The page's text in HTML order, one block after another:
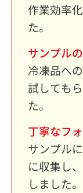
作業効率
た。
サンプル
冷凍品へ
試しても
た。
丁寧なフ
サンプル
に収集し
しました。